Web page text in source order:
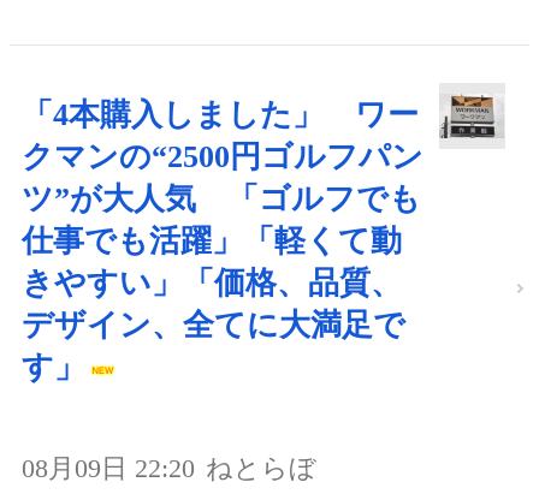
「4本購入しました」 ワー
クマンの“2500円ゴルフパン
ツ”が大人気 「ゴルフでも
仕事でも活躍」「軽くて動
きやすい」「価格、品質、
デザイン、全てに大満足で
す」
08月09日 22:20 ねとらぼ